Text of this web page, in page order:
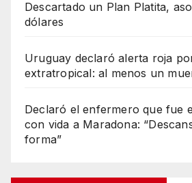
Descartado un Plan Platita,
dólares
Uruguay declaró alerta roja
extratropical: al menos un
Declaró el enfermero que fue
con vida a Maradona:
forma”